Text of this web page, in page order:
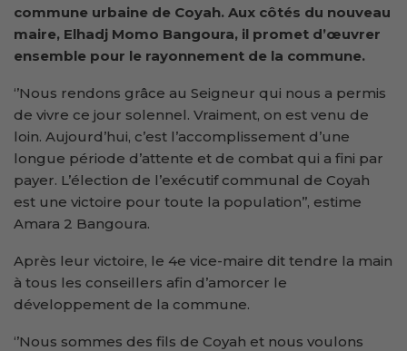
commune urbaine de Coyah. Aux côtés du nouveau
maire, Elhadj Momo Bangoura, il promet d’œuvrer
ensemble pour le rayonnement de la commune.
‘’Nous rendons grâce au Seigneur qui nous a permis
de vivre ce jour solennel. Vraiment, on est venu de
loin. Aujourd’hui, c’est l’accomplissement d’une
longue période d’attente et de combat qui a fini par
payer. L’élection de l’exécutif communal de Coyah
est une victoire pour toute la population’’, estime
Amara 2 Bangoura.
Après leur victoire, le 4e vice-maire dit tendre la main
à tous les conseillers afin d’amorcer le
développement de la commune.
‘’Nous sommes des fils de Coyah et nous voulons